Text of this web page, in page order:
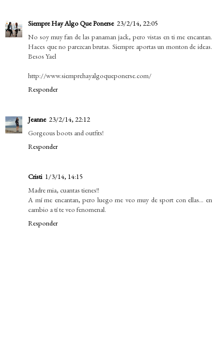
Siempre Hay Algo Que Ponerse 23/2/14, 22:05
No soy muy fan de las panaman jack, pero vistas en ti me encantan.
Haces que no parezcan brutas. Siempre aportas un monton de ideas.
Besos Yael
http://www.siemprehayalgoqueponerse.com/
Responder
Jeanne 23/2/14, 22:12
Gorgeous boots and outfits!
Responder
Cristi 1/3/14, 14:15
Madre mia, cuantas tienes!!
A mí me encantan, pero luego me veo muy de sport con ellas... en
cambio a tí te veo fenomenal.
Responder